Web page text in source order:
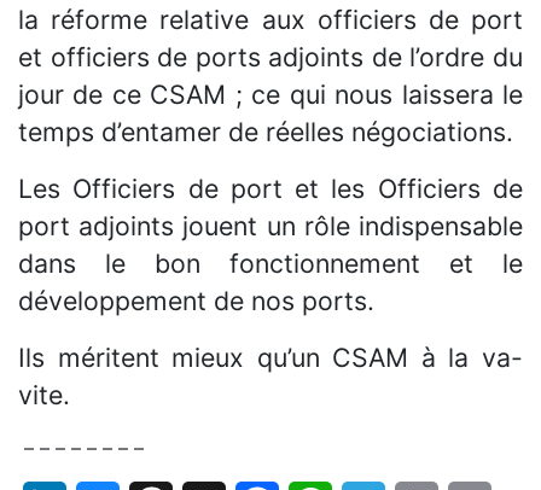
la réforme relative aux officiers de port
et officiers de ports adjoints de l’ordre du
jour de ce CSAM ; ce qui nous laissera le
temps d’entamer de réelles négociations.
Les Officiers de port et les Officiers de
port adjoints jouent un rôle indispensable
dans le bon fonctionnement et le
développement de nos ports.
Ils méritent mieux qu’un CSAM à la va-
vite.
– – – – – – – –